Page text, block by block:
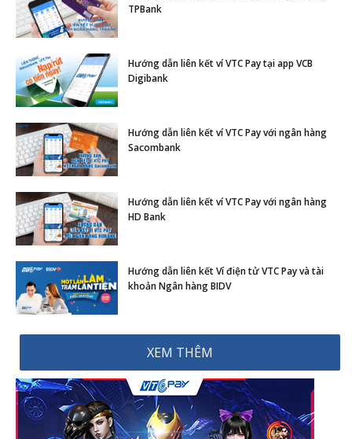
TPBank
Hướng dẫn liên kết ví VTC Pay tại app VCB
Digibank
Hướng dẫn liên kết ví VTC Pay với ngân hàng
Sacombank
Hướng dẫn liên kết ví VTC Pay với ngân hàng
HD Bank
Hướng dẫn liên kết Ví điện tử VTC Pay và tài
khoản Ngân hàng BIDV
XEM THÊM